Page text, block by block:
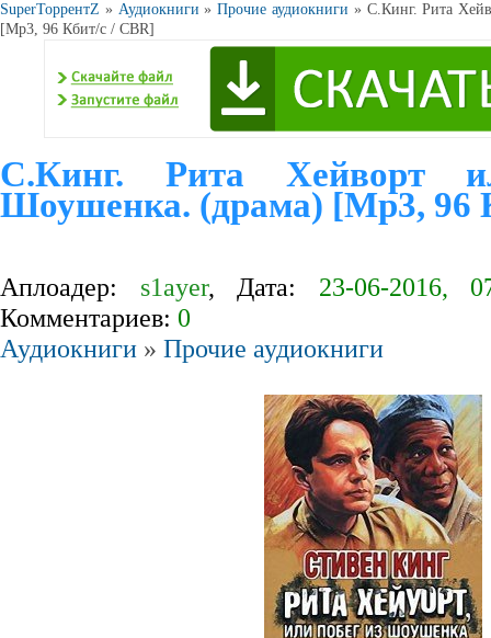
SuperТоррентZ » Аудиокниги »Прочие аудиокниги » С.Кинг. Рита
[Mp3, 96 Кбит/с / СBR]
С.Кинг. Рита Хейворт
Шоушенка. (драма) [Mp3, 96
Аплоадер: s1ayer, Дата:
23-06-2016,
Комментариев: 0
Аудиокниги » Прочие аудиокниги